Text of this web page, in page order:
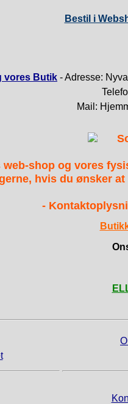
Bestil i
vores Butik - Adresse:
Mail:
web-shop og vores
hvis du ønsker
-